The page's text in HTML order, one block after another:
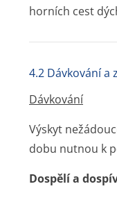
horních cest
4.2 Dávkování a
Dávkování
Výskyt
dobu nutnou k
Dospělí a